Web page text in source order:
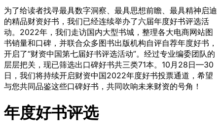
为了给读者找寻最具数字洞察、最具思想前瞻、最具精神启迪
的精品财资好书，我们已经连续举办了六届年度好书评选活
动。2022年，我们走访国内大型书城，整理各大电商网站图
书销量和口碑，并联合众多图书出版机构自评自荐年度好书，
开启了“财资中国第七届好书评选活动”。经过专业编委团队的
层层把关，现已筛选出口碑好书共三类71本。10月28日—30
日，我们将持续开启财资中国2022年度好书投票通道，希望
与您共同品鉴这些口碑好书，共同吹响未来财资的号角！
年度好书评选